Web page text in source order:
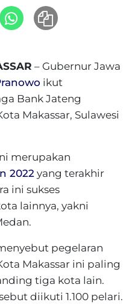
– Gubernur Jawa
ikut
Bank Jateng
Makassar, Sulawesi
merupakan
2022 yang terakhir
ini sukses
lainnya, yakni
pegelaran
Makassar ini paling
tiga kota lain.
diikuti 1.100 pelari.